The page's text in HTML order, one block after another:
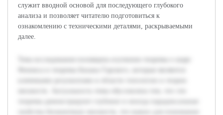
служит вводной основой для последующего глубокого
анализа и позволяет читателю подготовиться к
ознакомлению с техническими деталями, раскрываемыми
далее.